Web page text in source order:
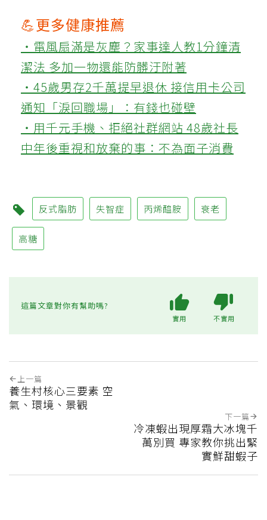
💪更多健康推薦
‧電風扇滿是灰塵？家事達人教1分鐘清
潔法 多加一物還能防髒汙附著
‧45歲男存2千萬提早退休 接信用卡公司
通知「淚回職場」：有錢也碰壁
‧用千元手機、拒絕社群網站 48歲社長
中年後重視和放棄的事：不為面子消費
反式脂肪 失智症 丙烯醯胺 衰老
高糖
這篇文章對你有幫助嗎?
實用 不實用
上一篇
養生村核心三要素 空
氣、環境、景觀
下一篇
冷凍蝦出現厚霜大冰塊千
萬別買 專家教你挑出緊
實鮮甜蝦子